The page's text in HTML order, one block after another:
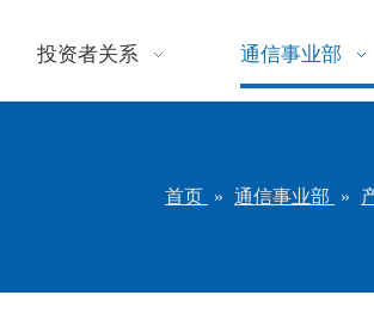
投资者关系 通信事业部
首页 » 通信事业部 »